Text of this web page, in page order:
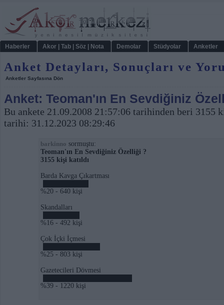
Haberler Akor | Tab | Söz | Nota Demolar Stüdyolar Anketler
Anket Detayları, Sonuçları ve
Anketler Sayfasına Dön
Anket: Teoman'ın En Sevdiğiniz
Bu ankete 21.09.2008 21:57:06 tarihinden beri 3155
tarihi: 31.12.2023 08:29:46
barkinno sormuştu:
Teoman'ın En Sevdiğiniz Özelliği ?
3155 kişi katıldı
Barda Kavga Çıkartması
%20 - 640 kişi
Skandalları
%16 - 492 kişi
Çok İçki İçmesi
%25 - 803 kişi
Gazetecileri Dövmesi
%39 - 1220 kişi